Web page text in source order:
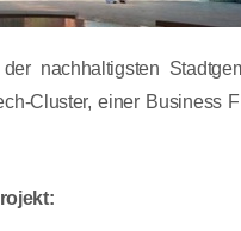
nachhaltigsten
Cluster, einer Business